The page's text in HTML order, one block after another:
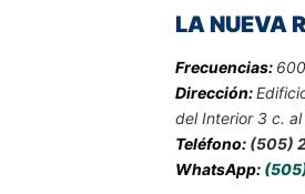
LA NUEVA
Frecuencias:
Dirección:
del Interior 3 c.
Teléfono: (505)
WhatsApp: